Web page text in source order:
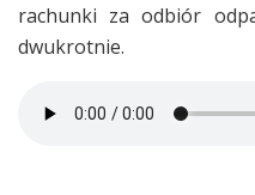
rachunki za odbiór
dwukrotnie.